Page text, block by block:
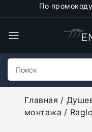
По
Главная
монтажа
Raglo